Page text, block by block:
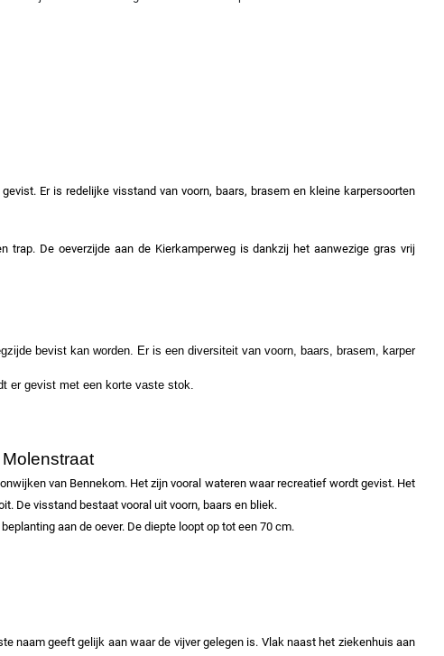
Er is redelijke visstand van voorn, baars, brasem en kleine karpersoorten
trap. De oeverzijde aan de Kierkamperweg is dankzij het aanwezige gras vrij
bevist kan worden. Er is een diversiteit van voorn, baars, brasem, karper
er gevist met een korte vaste stok.
van Bennekom. Het zijn vooral wateren waar recreatief wordt gevist. Het
De visstand bestaat vooral uit voorn, baars en bliek.
aan de oever. De diepte loopt op tot een 70 cm.
naam geeft gelijk aan waar de vijver gelegen is. Vlak naast het ziekenhuis aan